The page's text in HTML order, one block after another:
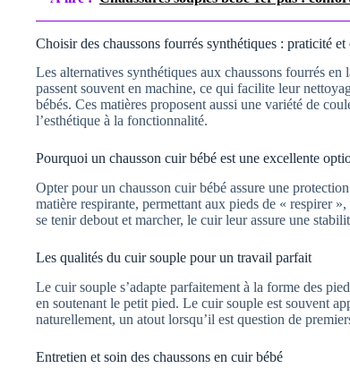
Choisir des chaussons fourrés synthétiques : praticité et
Les alternatives synthétiques aux chaussons fourrés
passent souvent en machine, ce qui facilite leur
bébés. Ces matières proposent aussi une variété de
l’esthétique à la fonctionnalité.
Pourquoi un chausson cuir bébé est une excellente
Opter pour un chausson cuir bébé assure une
matière respirante, permettant aux pieds de « respirer
se tenir debout et marcher, le cuir leur assure une
Les qualités du cuir souple pour un travail parfait
Le cuir souple s’adapte parfaitement à la forme des
en soutenant le petit pied. Le cuir souple est souvent
naturellement, un atout lorsqu’il est question de
Entretien et soin des chaussons en cuir bébé